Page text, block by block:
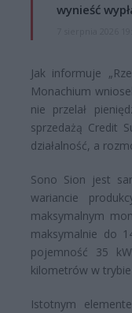
wynieść
Jak informuje
Monachium
nie przelał
sprzedażą Credit
działalność, a
Sono Sion jest
wariancie
maksymalnym
maksymalnie do
pojemność 35
kilometrów w
Istotnym